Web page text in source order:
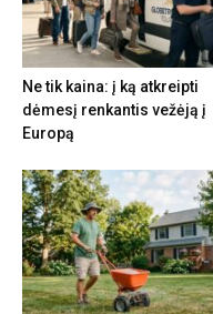
Ne tik kaina: į ką atkreipti
dėmesį renkantis vežėją į
Europą